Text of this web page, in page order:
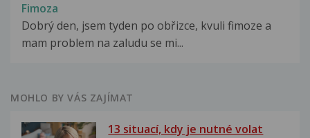
Fimoza
Dobrý den, jsem tyden po obřizce, kvuli fimoze a
mam problem na zaludu se mi...
MOHLO BY VÁS ZAJÍMAT
13 situací, kdy je nutné volat